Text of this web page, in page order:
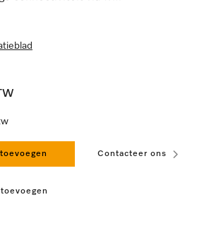
Contacteer ons